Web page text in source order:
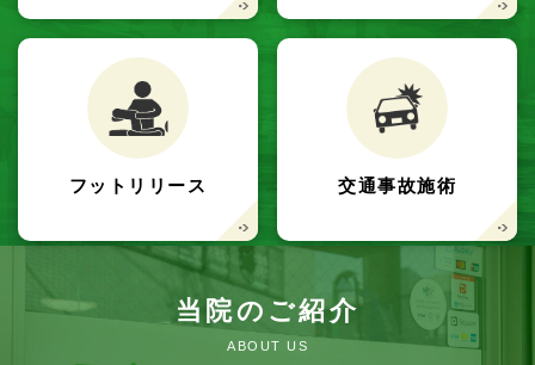
フットリリース 交通事故施術
当院のご紹介
ABOUT US